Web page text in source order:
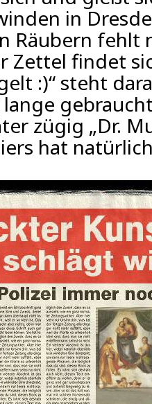
in
Räubern fehlt
Zettel findet
:)“ steht
lange
zügig „Dr.
hat